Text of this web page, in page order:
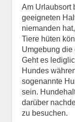
Am Urlaubsort
geeigneten
niemanden
Tiere hüten
Umgebung die
Geht es
Hundes
sogenannte
sein.
darüber
zu besuchen.